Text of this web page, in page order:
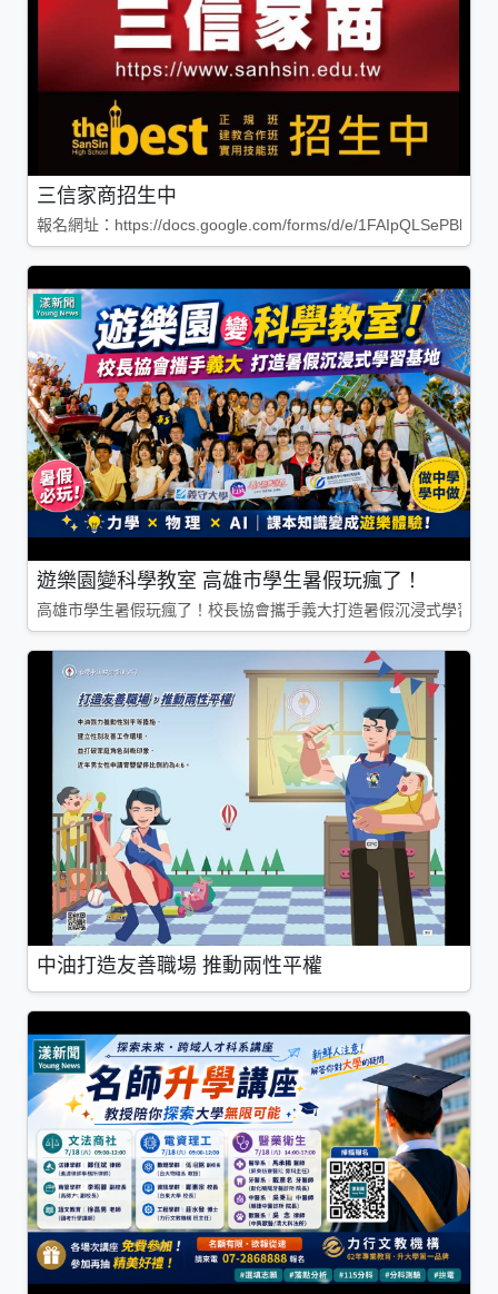
三信家商招生中
報名網址：https://docs.google.com/forms/d/e/
遊樂園變科學教室 高雄市學生暑假玩瘋了！
高雄市學生暑假玩瘋了！校長協會攜手義大打造暑假沉浸式學習基
中油打造友善職場 推動兩性平權